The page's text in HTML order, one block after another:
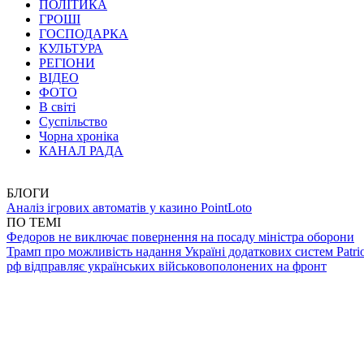
ПОЛІТИКА
ГРОШІ
ГОСПОДАРКА
КУЛЬТУРА
РЕГІОНИ
ВІДЕО
ФОТО
В світі
Суспільство
Чорна хроніка
КАНАЛ РАДА
БЛОГИ
Аналіз ігрових автоматів у казино PointLoto
ПО ТЕМІ
Федоров не виключає повернення на посаду міністра оборони
Трамп про можливість надання Україні додаткових систем
рф відправляє українських військовополонених на фронт